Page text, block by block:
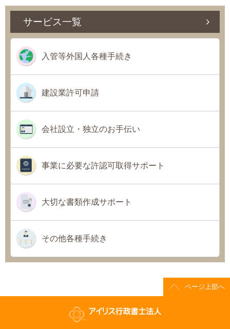
サービス一覧
入管等外国人各種手続き
建設業許可申請
会社設立・独立のお手伝い
事業に必要な許認可取得サポート
大切な書類作成サポート
その他各種手続き
ページ上部へ